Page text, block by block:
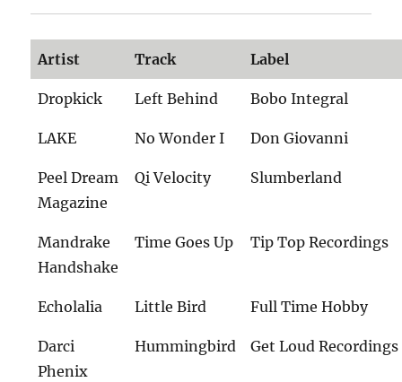
Artist Track Label
Dropkick Left Behind Bobo Integral
LAKE No Wonder I Don Giovanni
Peel Dream
Magazine
Qi Velocity Slumberland
Mandrake
Handshake
Time Goes Up Tip Top Recordings
Echolalia Little Bird Full Time Hobby
Darci
Phenix
Hummingbird Get Loud Recordings